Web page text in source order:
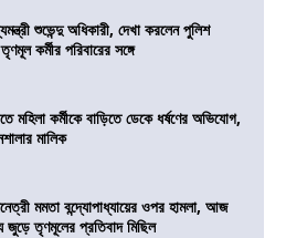
শুভেন্দু অধিকারী, দেখা করলেন পুলিশ
কর্মীর পরিবারের সঙ্গে
মহিলা কর্মীকে বাড়িতে ডেকে ধর্ষণের অভিযোগ,
মালিক
মমতা বন্দ্যোপাধ্যায়ের ওপর হামলা, আজ
জুড়ে তৃণমূলের প্রতিবাদ মিছিল